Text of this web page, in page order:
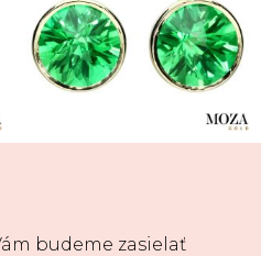
budeme zasielať